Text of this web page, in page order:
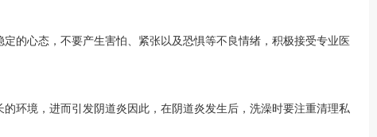
心态，不要产生害怕、紧张以及恐惧等不良情绪，积极接受专业医
境，进而引发阴道炎因此，在阴道炎发生后，洗澡时要注重清理私